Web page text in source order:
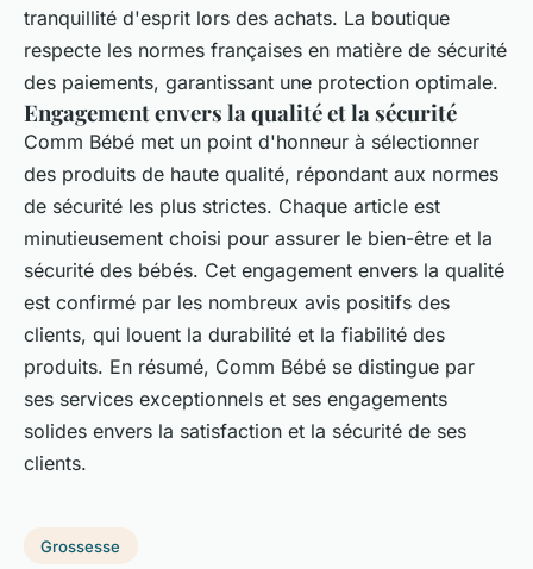
tranquillité d'esprit lors des achats. La boutique
respecte les normes françaises en matière de sécurité
des paiements, garantissant une protection optimale.
Engagement envers la qualité et la sécurité
Comm Bébé met un point d'honneur à sélectionner
des produits de haute qualité, répondant aux normes
de sécurité les plus strictes. Chaque article est
minutieusement choisi pour assurer le bien-être et la
sécurité des bébés. Cet engagement envers la qualité
est confirmé par les nombreux avis positifs des
clients, qui louent la durabilité et la fiabilité des
produits. En résumé, Comm Bébé se distingue par
ses services exceptionnels et ses engagements
solides envers la satisfaction et la sécurité de ses
clients.
Grossesse